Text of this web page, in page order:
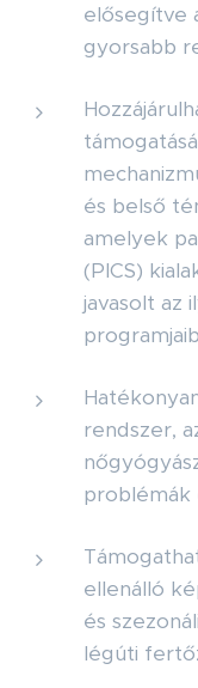
elősegítve
gyorsabb
és belső
amelyek
(PICS)
javasolt az
rendszer,
problémák
ellenálló
és
légúti